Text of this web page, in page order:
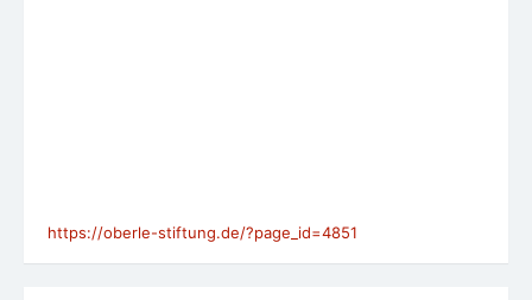
https://oberle-stiftung.de/?page_id=4851